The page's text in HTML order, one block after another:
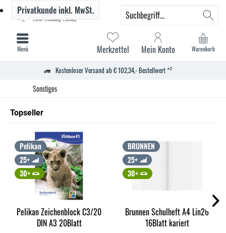
Kostenloser Versand ab € 102,34,- Bestellwert *²
Warenkorb
Merkzettel Mein Konto
Privatkundeinkl. MwSt.
Menü
Sonstiges
Topseller
Pelikan
25+
30+
Pelikan Zeichenblock C3/20
DIN A3 20Blatt
BRUNNEN
25+
30+
Brunnen Schulheft A4 Lin26
16Blatt kariert